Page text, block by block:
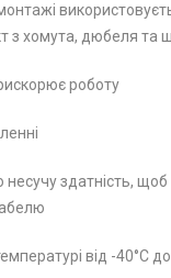
з хомута, дюбеля та
роботу
здатність,
від -40°С